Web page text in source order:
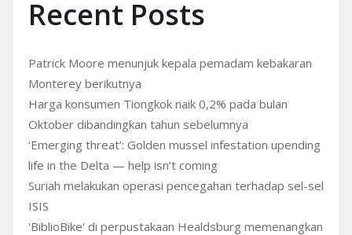
Recent Posts
Patrick Moore menunjuk kepala pemadam kebakaran
Monterey berikutnya
Harga konsumen Tiongkok naik 0,2% pada bulan
Oktober dibandingkan tahun sebelumnya
‘Emerging threat’: Golden mussel infestation upending
life in the Delta — help isn’t coming
Suriah melakukan operasi pencegahan terhadap sel-sel
ISIS
'BiblioBike' di perpustakaan Healdsburg memenangkan